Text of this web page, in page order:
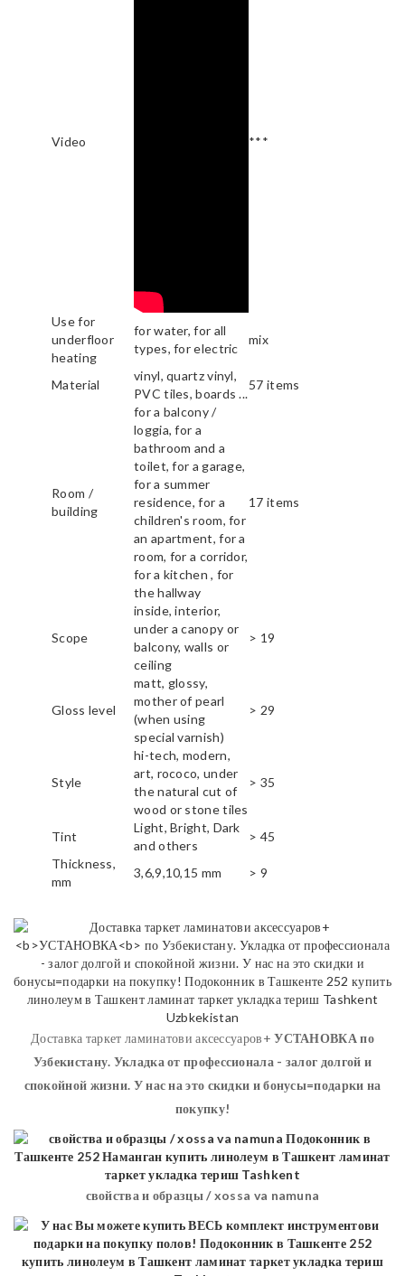
Video ***
Use for
underfloor
heating
for water, for all
types, for electric
mix
Material
vinyl, quartz vinyl,
PVC tiles, boards ...
57 items
Room /
building
for a balcony /
loggia, for a
bathroom and a
toilet, for a garage,
for a summer
residence, for a
children's room, for
an apartment, for a
room, for a corridor,
for a kitchen , for
the hallway
17 items
Scope
inside, interior,
under a canopy or
balcony, walls or
ceiling
> 19
Gloss level
matt, glossy,
mother of pearl
(when using
special varnish)
> 29
Style
hi-tech, modern,
art, rococo, under
the natural cut of
wood or stone tiles
> 35
Tint
Light, Bright, Dark
and others
> 45
Thickness,
mm
3,6,9,10,15 mm > 9
Доставка таркет ламинатови аксессуаров+УСТАНОВКАпо
Узбекистану. Укладка от профессионала - залог долгой и
спокойной жизни. У нас на это скидки и бонусы=подарки на
покупку!
свойства и образцы / xossa va namuna